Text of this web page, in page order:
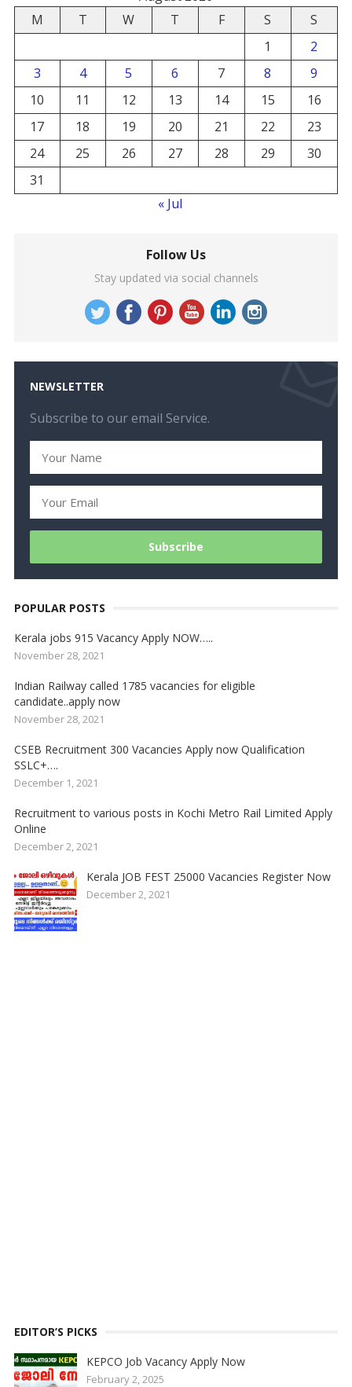
M
T W T F S
S
1
2
3
4 5 6 7 8
9
10
11 12 13 14 15
16
17
18 19 20 21 22
23
24
25 26 27 28 29
30
31
« Jul
Follow Us
Stay updated via social channels
NEWSLETTER
Subscribe to our email Service.
POPULAR POSTS
Kerala jobs 915 Vacancy Apply NOW…..
November 28, 2021
Indian Railway called 1785 vacancies for eligible
candidate..apply now
November 28, 2021
CSEB Recruitment 300 Vacancies Apply now Qualification
SSLC+….
December 1, 2021
Recruitment to various posts in Kochi Metro Rail Limited Apply
Online
December 2, 2021
Kerala JOB FEST 25000 Vacancies Register Now
December 2, 2021
EDITOR’S PICKS
KEPCO Job Vacancy Apply Now
February 2, 2025